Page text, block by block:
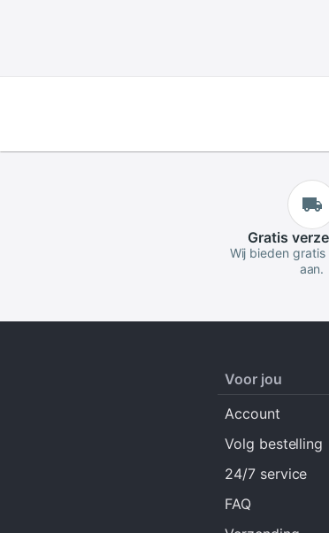
Gratis
Wij bieden
aan.
Voor jou
Account
Volg bestelling
24/7 service
FAQ